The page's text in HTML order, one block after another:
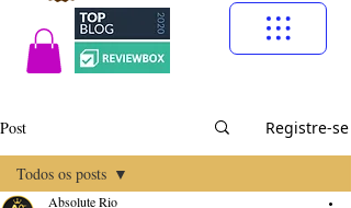
Post Registre-se
Todos os posts
Absolute Rio